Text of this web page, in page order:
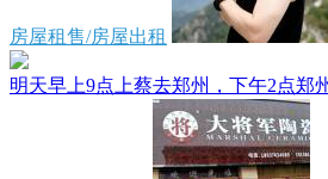
房屋租售/房屋出租
明天早上9点上蔡去郑州，下午2点郑